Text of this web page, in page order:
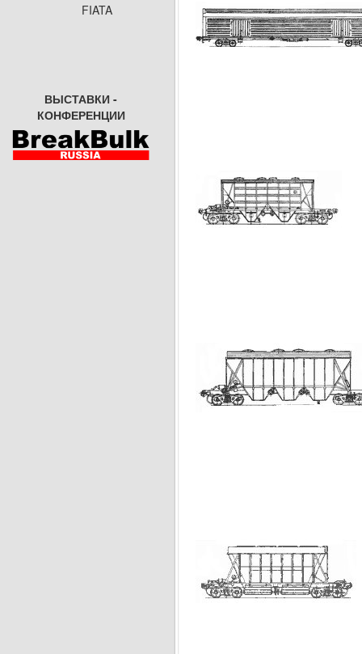
FIATA
ВЫСТАВКИ -
КОНФЕРЕНЦИИ